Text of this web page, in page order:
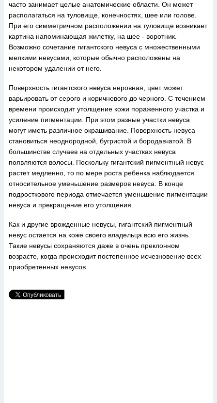
часто занимает целые анатомические области. Он может
располагаться на туловище, конечностях, шее или голове.
При его симметричном расположении на туловище возникает
картина напоминающая жилетку, на шее - воротник.
Возможно сочетание гигантского невуса с множественными
мелкими невусами, которые обычно расположены на
некотором удалении от него.
Поверхность гигантского невуса неровная, цвет может
варьировать от серого и коричневого до черного. С течением
времени происходит утолщение кожи пораженного участка и
усиление пигментации. При этом разные участки невуса
могут иметь различное окрашивание. Поверхность невуса
становиться неоднородной, бугристой и бородавчатой. В
большинстве случаев на отдельных участках невуса
появляются волосы. Поскольку гигантский пигментный невус
растет медленно, то по мере роста ребенка наблюдается
относительное уменьшение размеров невуса. В конце
подросткового периода отмечается уменьшение пигментации
невуса и прекращение его утолщения.
Как и другие врожденные невусы, гигантский пигментный
невус остается на коже своего владельца всю его жизнь.
Такие невусы сохраняются даже в очень преклонном
возрасте, когда происходит постепенное исчезновение всех
приобретенных невусов.